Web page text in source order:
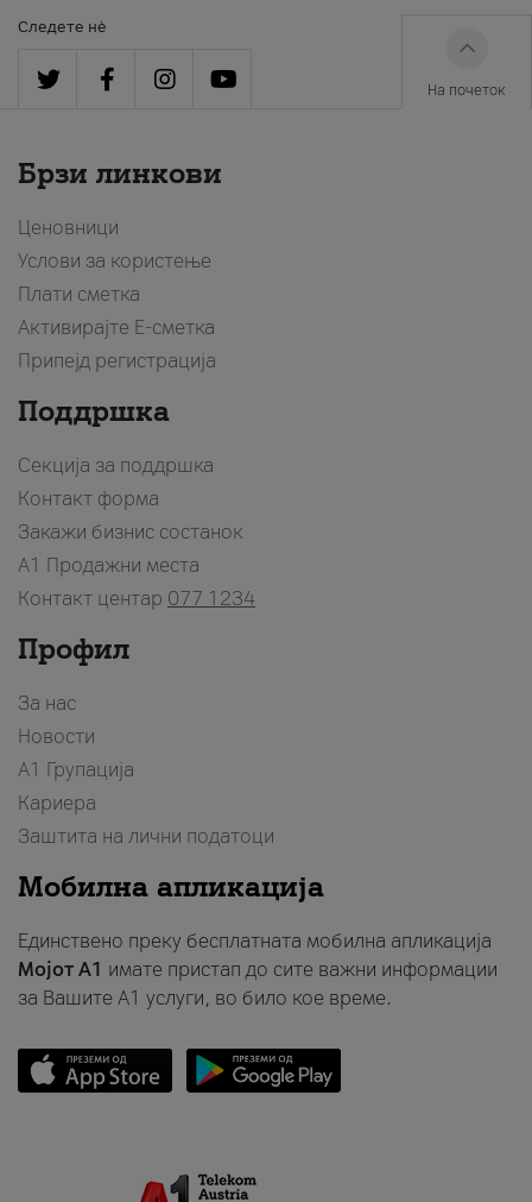
Следете нè
На почеток
Брзи линкови
Ценовници
Услови за користење
Плати сметка
Активирајте Е-сметка
Припејд регистрација
Поддршка
Секција за поддршка
Контакт форма
Закажи бизнис состанок
A1 Продажни места
Контакт центар 077 1234
Профил
За нас
Новости
А1 Групација
Кариера
Заштита на лични податоци
Мобилна апликација
Единствено преку бесплатната мобилна апликација
Мојот A1 имате пристап до сите важни информации
за Вашите A1 услуги, во било кое време.